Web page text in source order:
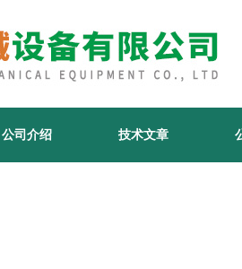
公司介绍 技术文章